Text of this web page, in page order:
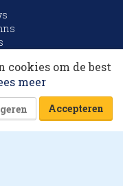
by
cookies om de best
meer
Accepteren